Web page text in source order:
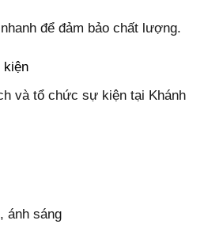
để đảm bảo chất lượng.
kiện
và tổ chức sự kiện tại Khánh
ánh sáng